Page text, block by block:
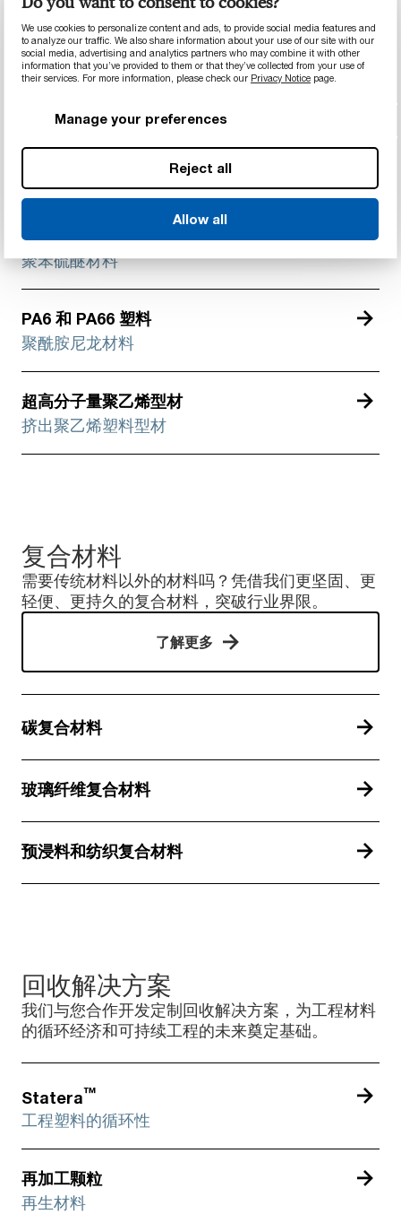
We use cookies to personalize content and ads, to provide social media features and
to analyze our traffic. We also share information about your use of our site with our
social media, advertising and analytics partners who may combine it with other
information that you’ve provided to them or that they’ve collected from your use of
their services. For more information, please check our Privacy Notice page.
Manage your preferences
Reject all
Allow all
了解不同热塑性材料的性能特性。
PEEK塑料
POM塑料
PPS塑料
聚苯硫醚材料
PA6 和 PA66 塑料
聚酰胺尼龙材料
超高分子量聚乙烯型材
挤出聚乙烯塑料型材
复合材料
需要传统材料以外的材料吗？凭借我们更坚固、更
轻便、更持久的复合材料，突破行业界限。
了解更多
碳复合材料
玻璃纤维复合材料
预浸料和纺织复合材料
回收解决方案
我们与您合作开发定制回收解决方案，为工程材料
的循环经济和可持续工程的未来奠定基础。
Statera™
工程塑料的循环性
再加工颗粒
再生材料